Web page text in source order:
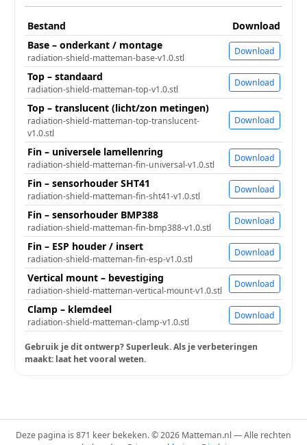
Bestand
Download
Base – onderkant / montage
radiation-shield-matteman-base-v1.0.stl
Download
Top – standaard
radiation-shield-matteman-top-v1.0.stl
Download
Top – translucent (licht/zon metingen)
radiation-shield-matteman-top-translucent-
v1.0.stl
Download
Fin – universele lamellenring
radiation-shield-matteman-fin-universal-v1.0.stl
Download
Fin – sensorhouder SHT41
radiation-shield-matteman-fin-sht41-v1.0.stl
Download
Fin – sensorhouder BMP388
radiation-shield-matteman-fin-bmp388-v1.0.stl
Download
Fin – ESP houder / insert
radiation-shield-matteman-fin-esp-v1.0.stl
Download
Vertical mount – bevestiging
radiation-shield-matteman-vertical-mount-v1.0.stl
Download
Clamp – klemdeel
radiation-shield-matteman-clamp-v1.0.stl
Download
Gebruik je dit ontwerp? Superleuk. Als je verbeteringen
maakt: laat het vooral weten.
Deze pagina is 871 keer bekeken. © 2026 Matteman.nl — Alle rechten